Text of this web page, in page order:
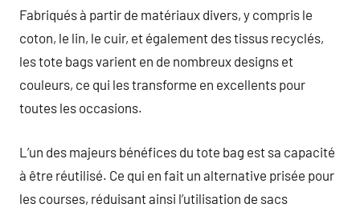
Fabriqués à partir de matériaux divers, y compris le
coton, le lin, le cuir, et également des tissus recyclés,
les tote bags varient en de nombreux designs et
couleurs, ce qui les transforme en excellents pour
toutes les occasions.
L’un des majeurs bénéfices du tote bag est sa capacité
à être réutilisé. Ce qui en fait un alternative prisée pour
les courses, réduisant ainsi l’utilisation de sacs